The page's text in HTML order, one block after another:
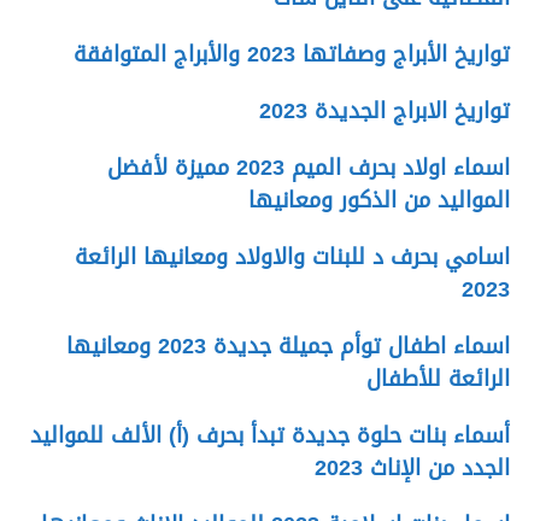
تواريخ الأبراج وصفاتها 2023 والأبراج المتوافقة
تواريخ الابراج الجديدة 2023
اسماء اولاد بحرف الميم 2023 مميزة لأفضل
المواليد من الذكور ومعانيها
اسامي بحرف د للبنات والاولاد ومعانيها الرائعة
2023
اسماء اطفال توأم جميلة جديدة 2023 ومعانيها
الرائعة للأطفال
أسماء بنات حلوة جديدة تبدأ بحرف (أ) الألف للمواليد
الجدد من الإناث 2023